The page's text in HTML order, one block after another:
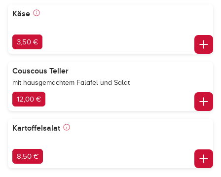
Käse
3,50 €
Couscous Teller
mit hausgemachtem Falafel und Salat
12,00 €
Kartoffelsalat
8,50 €